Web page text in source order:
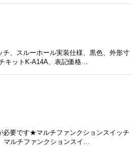
、スルーホール実装仕様、黒色、外形寸
キットK-A14A、表記価格…
要です★マルチファンクションスイッチ
マルチファンクションスイ…